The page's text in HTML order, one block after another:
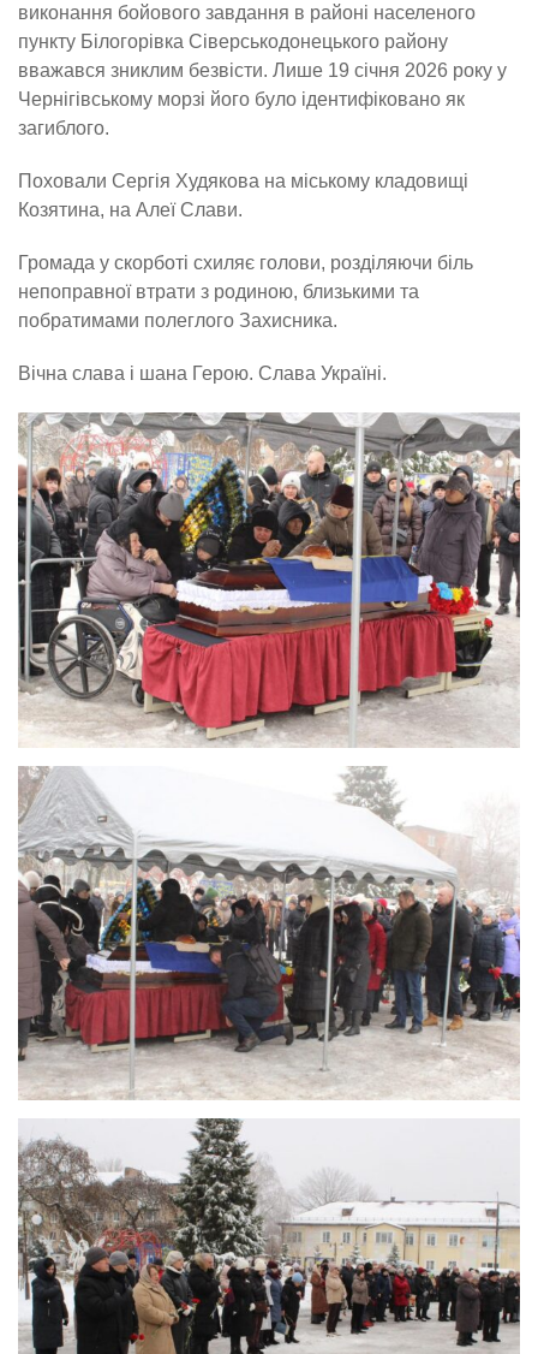
виконання бойового завдання в районі населеного
пункту Білогорівка Сіверськодонецького району
вважався зниклим безвісти. Лише 19 січня 2026 року у
Чернігівському морзі його було ідентифіковано як
загиблого.
Поховали Сергія Худякова на міському кладовищі
Козятина, на Алеї Слави.
Громада у скорботі схиляє голови, розділяючи біль
непоправної втрати з родиною, близькими та
побратимами полеглого Захисника.
Вічна слава і шана Герою. Слава Україні.